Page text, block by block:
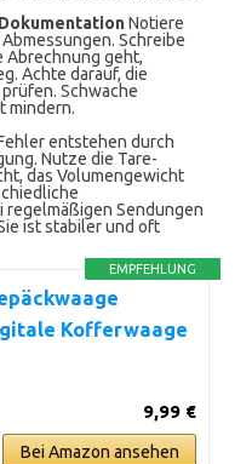
Notiere
Schreibe
Abrechnung geht,
Achte darauf, die
Schwache
mindern.
entstehen durch
Nutze die Tare-
das Volumengewicht
regelmäßigen Sendungen
ist stabiler und oft
EMPFEHLUNG
Kofferwaage
9,99 €
Bei Amazon ansehen